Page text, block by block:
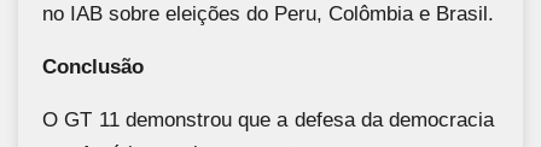
no IAB sobre eleições do Peru, Colômbia e Brasil.
Conclusão
O GT 11 demonstrou que a defesa da democracia